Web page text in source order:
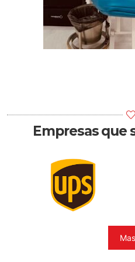
Empresas que